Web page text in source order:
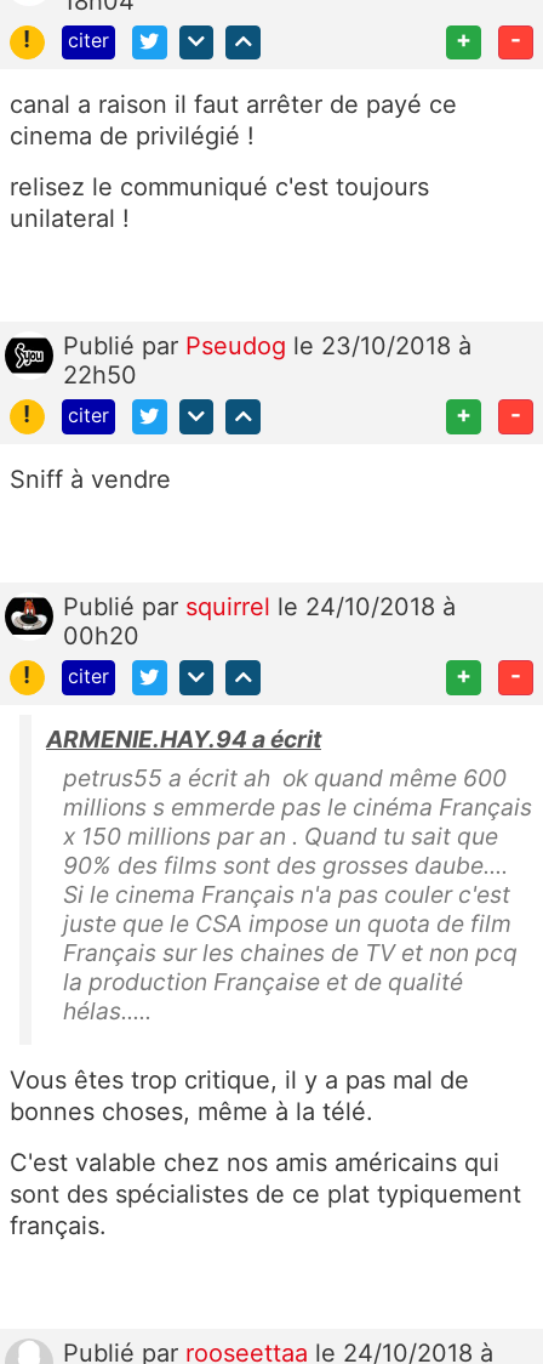
!
citer + -
canal a raison il faut arrêter de payé ce
cinema de privilégié !
relisez le communiqué c'est toujours
unilateral !
Publié par Pseudog le 23/10/2018 à
22h50
!
citer + -
Sniff à vendre
Publié par squirrel le 24/10/2018 à
00h20
!
citer + -
ARMENIE.HAY.94 a écrit
petrus55 a écrit ah ok quand même 600
millions s emmerde pas le cinéma Français
x 150 millions par an . Quand tu sait que
90% des films sont des grosses daube....
Si le cinema Français n'a pas couler c'est
juste que le CSA impose un quota de film
Français sur les chaines de TV et non pcq
la production Française et de qualité
hélas.....
Vous êtes trop critique, il y a pas mal de
bonnes choses, même à la télé.
C'est valable chez nos amis américains qui
sont des spécialistes de ce plat typiquement
français.
Publié par rooseettaa le 24/10/2018 à